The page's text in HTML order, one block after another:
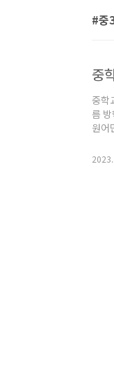
중
중
중학
름
원어
과서